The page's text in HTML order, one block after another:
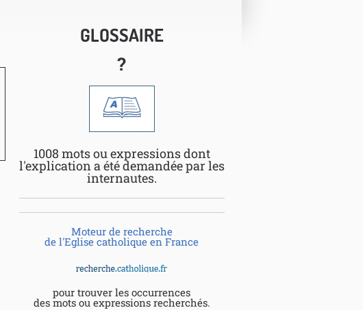
GLOSSAIRE
?
1008 mots ou expressions dont
l'explication a été demandée par les
internautes.
Moteur de recherche
de l'Eglise catholique en France
pour trouver les occurrences
des mots ou expressions recherchés.